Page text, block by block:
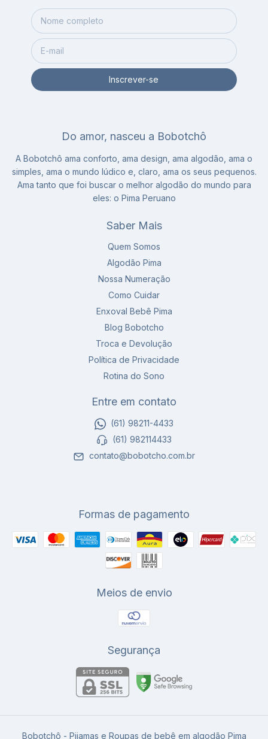
Do amor, nasceu a Bobotchô
A Bobotchô ama conforto, ama design, ama algodão, ama o
simples, ama o mundo lúdico e, claro, ama os seus pequenos.
Ama tanto que foi buscar o melhor algodão do mundo para
eles: o Pima Peruano
Saber Mais
Quem Somos
Algodão Pima
Nossa Numeração
Como Cuidar
Enxoval Bebê Pima
Blog Bobotcho
Troca e Devolução
Política de Privacidade
Rotina do Sono
Entre em contato
(61) 98211-4433
(61) 982114433
contato@bobotcho.com.br
Formas de pagamento
Meios de envio
Segurança
Bobotchô - Pijamas e Roupas de bebê em algodão Pima